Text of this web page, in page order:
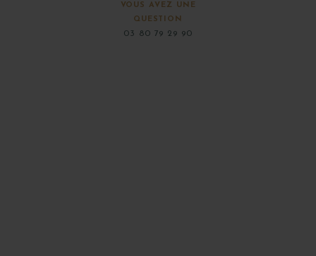
VOUS AVEZ UNE
QUESTION
03 80 79 29 90